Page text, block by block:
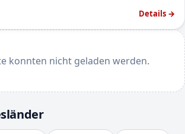
Details →
konnten nicht geladen werden.